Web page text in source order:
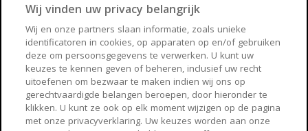
Arnhem
Zwolle
Huisnet
Over Huisnet
Wij vinden uw privacy belangrijk
Wij en onze partners slaan informatie, zoals unieke
identificatoren in cookies, op apparaten op en/of gebruiken
deze om persoonsgegevens te verwerken. U kunt uw
keuzes te kennen geven of beheren, inclusief uw recht
uitoefenen om bezwaar te maken indien wij ons op
gerechtvaardigde belangen beroepen, door hieronder te
klikken. U kunt ze ook op elk moment wijzigen op de pagina
met onze privacyverklaring. Uw keuzes worden aan onze